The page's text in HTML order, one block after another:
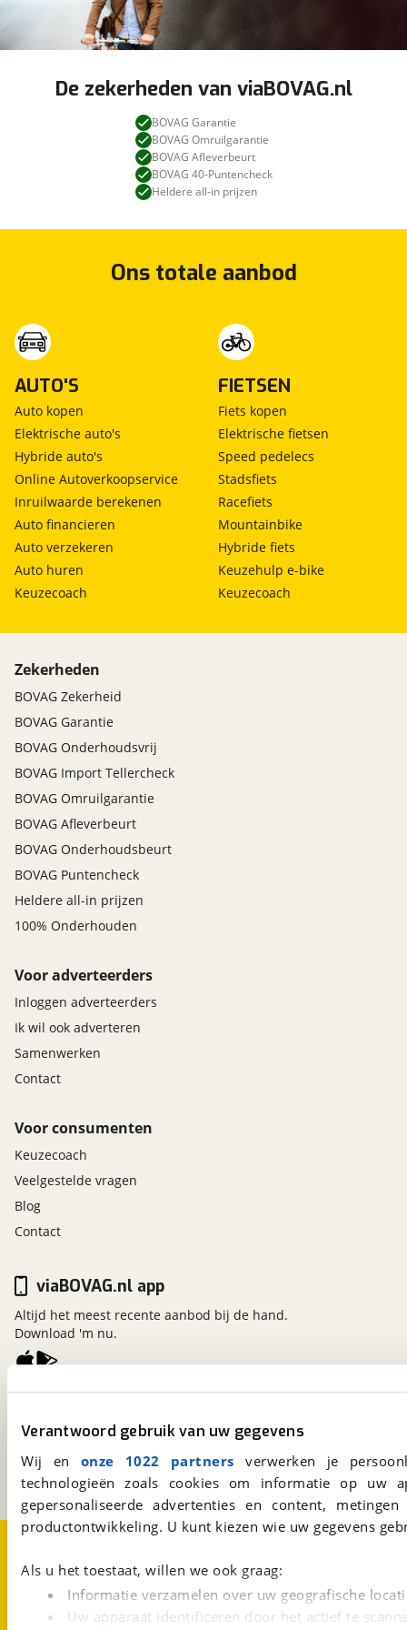
Verantwoord gebruik van uw gegevens
Wij en onze 1022 partners verwerken je
technologieën zoals cookies om informatie op
gepersonaliseerde advertenties en content,
productontwikkeling. U kunt kiezen wie uw gegevens
Als u het toestaat, willen we ook graag:
Informatie verzamelen over uw geografische
Uw apparaat identificeren door het actief te
De zekerheden van viaBOVAG.nl
BOVAG Garantie
BOVAG Omruilgarantie
BOVAG Afleverbeurt
BOVAG 40-Puntencheck
Heldere all-in prijzen
Ons totale aanbod
AUTO'S
Auto kopen
Elektrische auto's
Hybride auto's
Online Autoverkoopservice
Inruilwaarde berekenen
Auto financieren
Auto verzekeren
Auto huren
Keuzecoach
FIETSEN
Fiets kopen
Elektrische fietsen
Speed pedelecs
Stadsfiets
Racefiets
Mountainbike
Hybride fiets
Keuzehulp e-bike
Keuzecoach
Zekerheden
BOVAG Zekerheid
BOVAG Garantie
BOVAG Onderhoudsvrij
BOVAG Import Tellercheck
BOVAG Omruilgarantie
BOVAG Afleverbeurt
BOVAG Onderhoudsbeurt
BOVAG Puntencheck
Heldere all-in prijzen
100% Onderhouden
Voor adverteerders
Inloggen adverteerders
Ik wil ook adverteren
Samenwerken
Contact
Voor consumenten
Keuzecoach
Veelgestelde vragen
Blog
Contact
Kosterijland15
Bunnik
Een initiatief van
BOVAG
viaBOVAG.nl app
Altijd het meest recente aanbod bij de hand.
Download 'm nu.
Over viaBOVAG.nl
Disclaimer- en Privacyverklaring